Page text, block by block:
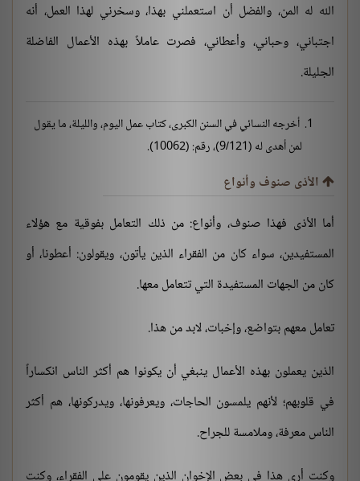
الله له المن، والفضل أن استعملني بهذا، وسخرني لهذا العمل، أنه
اجتباني، وحباني، وأعطاني، فصرت عاملاً بهذه الأعمال الفاضلة
الجليلة.
أخرجه النسائي في السنن الكبرى، كتاب عمل اليوم، والليلة، ما يقول
لمن أهدى له (9/121)، رقم: (10062).
الأذى صنوف وأنواع
أما الأذى فهذا صنوف، وأنواع: من ذلك التعامل بفوقية مع هؤلاء
المستفيدين، سواء كان من الفقراء الذين يأتون، ويقولون: أعطونا، أو
كان من الجهات المستفيدة التي تتعامل معها.
تعامل معهم بتواضع، وإخبات، لابد من هذا.
الذين يعملون بهذه الأعمال ينبغي أن يكونوا هم أكثر الناس انكساراً
في قلوبهم؛ لأنهم يلمسون الحاجات، ويعرفونها، ويدركونها، هم أكثر
الناس معرفة، وملامسة للجراح.
وكنت أرى هذا في بعض الإخوان الذين يقومون على الفقراء، وكنت